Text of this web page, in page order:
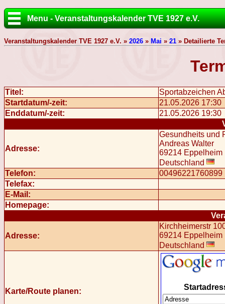
Menu - Veranstaltungskalender TVE 1927 e.V.
Veranstaltungskalender TVE 1927 e.V. » 2026 » Mai » 21 » Detailierte
Titel:
Sportabzeichen
Startdatum/-zeit:
21.05.2026 17:30
Enddatum/-zeit:
21.05.2026 19:30
Adresse:
Gesundheits und
Andreas Walter
69214 Eppelheim
Deutschland
Telefon:
00496221760899
Telefax:
E-Mail:
Homepage:
Adresse:
Kirchheimerstr
69214 Eppelheim
Deutschland
Karte/Route planen: